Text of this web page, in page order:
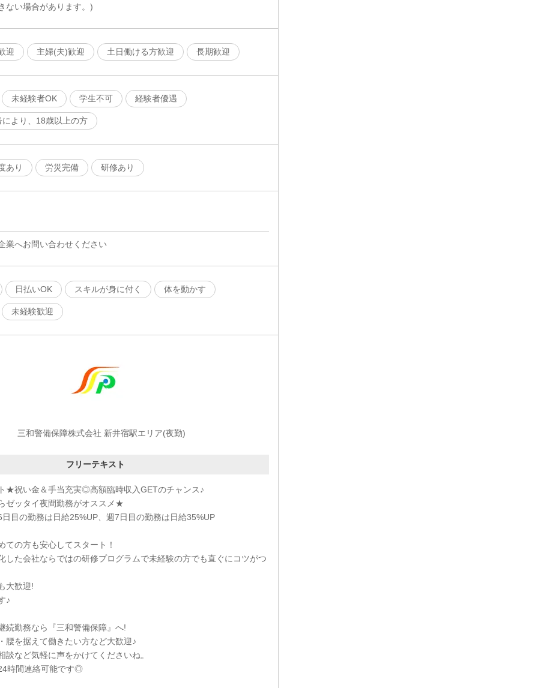
ない場合があります。)
迎 主婦(夫)歓迎 土日働ける方歓迎 長期歓迎
未経験者OK 学生不可 経験者優遇
より、18歳以上の方
あり 労災完備 研修あり
業へお問い合わせください
日払いOK スキルが身に付く 体を動かす
未経験歓迎
三和警備保障株式会社 新井宿駅エリア(夜勤)
フリーテキスト
★祝い金＆手当充実◎高額臨時収入GETのチャンス♪
ゼッタイ夜間勤務がオススメ★
目の勤務は日給25%UP、週7日目の勤務は日給35%UP
ての方も安心してスタート！
した会社ならではの研修プログラムで未経験の方でも直ぐにコツがつ
大歓迎!
♪
続勤務なら『三和警備保障』へ!
腰を据えて働きたい方など大歓迎♪
談など気軽に声をかけてくださいね。
時間連絡可能です◎